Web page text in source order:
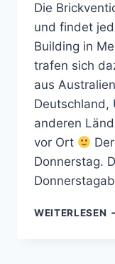
Die
und findet
Building in
trafen sich
aus
Deutschland,
anderen
vor Ort
Donnerstag.
WEITERLESEN